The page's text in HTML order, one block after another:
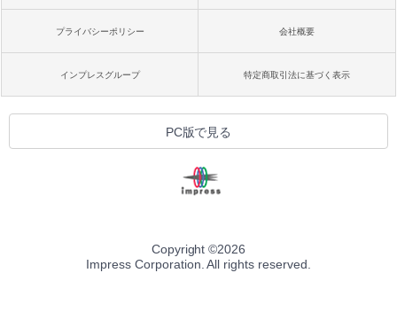
プライバシーポリシー 会社概要
インプレスグループ 特定商取引法に基づく表示
PC版で見る
Copyright ©2026
Impress Corporation. All rights reserved.